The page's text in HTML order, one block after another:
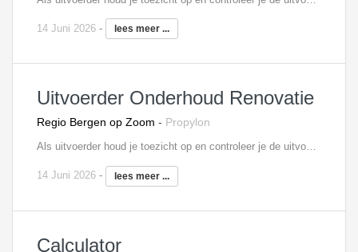
14 Juni 2026 - lees meer ...
Uitvoerder Onderhoud Renovatie
Regio Bergen op Zoom - Propylon
Als uitvoerder houd je toezicht op en controleer je de uitvoering van één of meerdere onderhoud- en/of renovatieprojecten. Je bent verantwoordelijk voor bewaking van kwaliteit, veiligheid, kosten en voortgang en voor de organisatie van de bouwactiviteiten. Ook signaleer je meer- en minderwerk. Je bent medeverantwoordelijk voor uitvoeringsvoorbereiding en verantwoordelijk voor uitvoering, nazorg en personeelsinzet. Je roept het materiaal en materieel af en koopt in overleg met de projectleider eventueel zelf in. Je verzorgt zelf de detail planningen en houdt je ook bezig met de kostenbewaking.
14 Juni 2026 - lees meer ...
Calculator